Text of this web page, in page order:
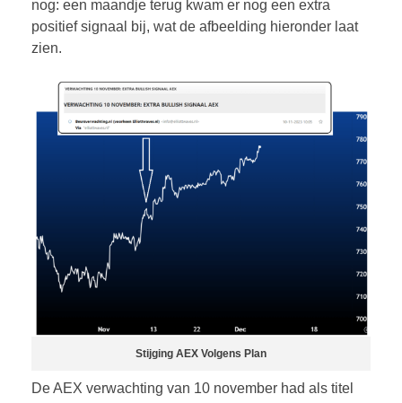
nog: een maandje terug kwam er nog een extra
positief signaal bij, wat de afbeelding hieronder laat
zien.
Stijging AEX Volgens Plan
De AEX verwachting van 10 november had als titel